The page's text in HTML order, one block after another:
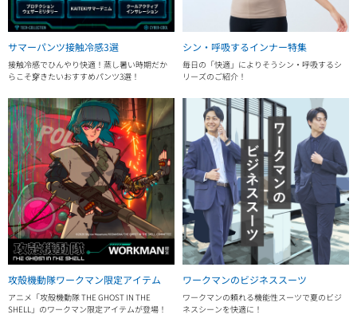
サマーパンツ接触冷感3選
接触冷感でひんやり快適！蒸し暑い時期だか
らこそ穿きたいおすすめパンツ3選！
シン・呼吸するインナー特集
毎日の「快適」によりそうシン・呼吸するシ
リーズのご紹介！
攻殻機動隊ワークマン限定アイテム
アニメ「攻殻機動隊 THE GHOST IN THE
SHELL」のワークマン限定アイテムが登場！
ワークマンのビジネススーツ
ワークマンの頼れる機能性スーツで夏のビジ
ネスシーンを快適に！